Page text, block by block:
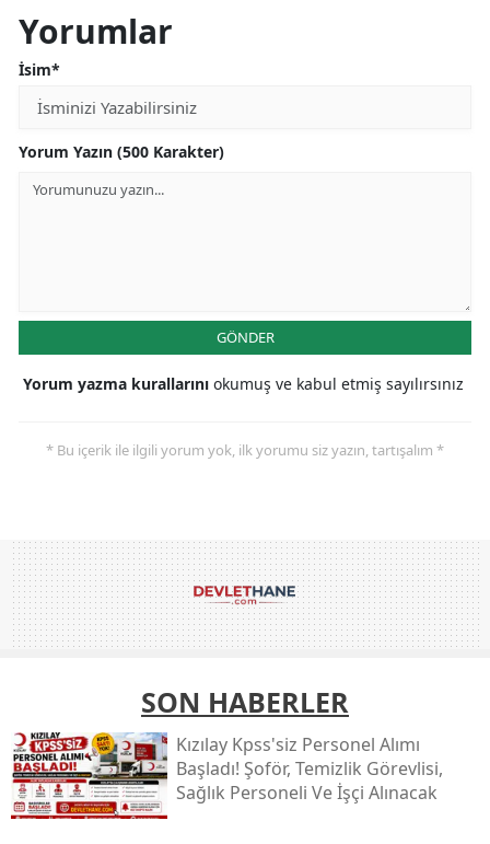
Yorumlar
İsim*
Yorum Yazın (500 Karakter)
GÖNDER
Yorum yazma kurallarını okumuş ve kabul etmiş sayılırsınız
* Bu içerik ile ilgili yorum yok, ilk yorumu siz yazın, tartışalım *
SON HABERLER
Kızılay Kpss'siz Personel Alımı
Başladı! Şoför, Temizlik Görevlisi,
Sağlık Personeli Ve İşçi Alınacak